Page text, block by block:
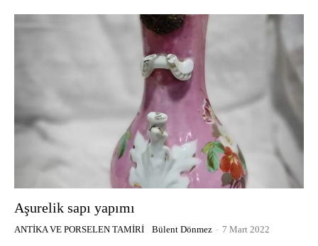
Aşurelik sapı yapımı
ANTIKA VE PORSELEN TAMIRI Bülent Dönmez - 7 Mart 2022